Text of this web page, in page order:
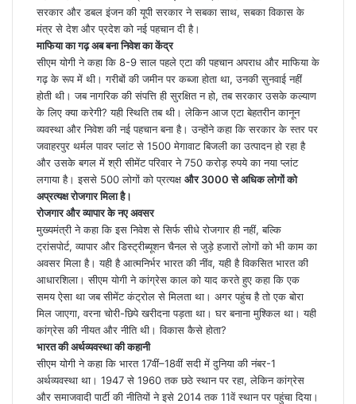
सरकार और डबल इंजन की यूपी सरकार ने सबका साथ, सबका विकास के
मंत्र से देश और प्रदेश को नई पहचान दी है।
माफिया का गढ़ अब बना निवेश का केंद्र
सीएम योगी ने कहा कि 8-9 साल पहले एटा की पहचान अपराध और माफिया के
गढ़ के रूप में थी। गरीबों की जमीन पर कब्जा होता था, उनकी सुनवाई नहीं
होती थी। जब नागरिक की संपत्ति ही सुरक्षित न हो, तब सरकार उसके कल्याण
के लिए क्या करेगी? यही स्थिति तब थी। लेकिन आज एटा बेहतरीन कानून
व्यवस्था और निवेश की नई पहचान बना है। उन्होंने कहा कि सरकार के स्तर पर
जवाहरपुर थर्मल पावर प्लांट से 1500 मेगावाट बिजली का उत्पादन हो रहा है
और उसके बगल में श्री सीमेंट परिवार ने 750 करोड़ रुपये का नया प्लांट
लगाया है। इससे 500 लोगों को प्रत्यक्ष और 3000 से अधिक लोगों को
अप्रत्यक्ष रोजगार मिला है।
रोजगार और व्यापार के नए अवसर
मुख्यमंत्री ने कहा कि इस निवेश से सिर्फ सीधे रोजगार ही नहीं, बल्कि
ट्रांसपोर्ट, व्यापार और डिस्ट्रीब्यूशन चैनल से जुड़े हजारों लोगों को भी काम का
अवसर मिला है। यही है आत्मनिर्भर भारत की नींव, यही है विकसित भारत की
आधारशिला। सीएम योगी ने कांग्रेस काल को याद करते हुए कहा कि एक
समय ऐसा था जब सीमेंट कंट्रोल से मिलता था। अगर पहुंच है तो एक बोरा
मिल जाएगा, वरना चोरी-छिपे खरीदना पड़ता था। घर बनाना मुश्किल था। यही
कांग्रेस की नीयत और नीति थी। विकास कैसे होता?
भारत की अर्थव्यवस्था की कहानी
सीएम योगी ने कहा कि भारत 17वीं–18वीं सदी में दुनिया की नंबर-1
अर्थव्यवस्था था। 1947 से 1960 तक छठे स्थान पर रहा, लेकिन कांग्रेस
और समाजवादी पार्टी की नीतियों ने इसे 2014 तक 11वें स्थान पर पहुंचा दिया।